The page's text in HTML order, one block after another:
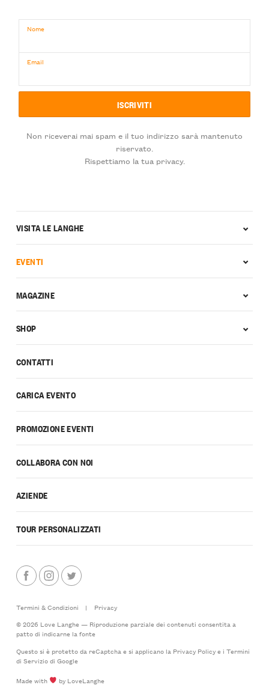
Nome
Email
Non riceverai mai spam e il tuo indirizzo sarà mantenuto
riservato.
Rispettiamo la tua privacy.
CONTATTI
CARICA EVENTO
PROMOZIONE EVENTI
COLLABORA CON NOI
AZIENDE
TOUR PERSONALIZZATI
VISITA LE LANGHE
EVENTI
MAGAZINE
SHOP
Termini & Condizioni |
Privacy
© 2026 Love Langhe — Riproduzione parziale dei contenuti consentita a
patto di indicarne la fonte
Questo si è protetto da reCaptcha e si applicano la Privacy Policye i Termini
di Serviziodi Google
Made with
by LoveLanghe